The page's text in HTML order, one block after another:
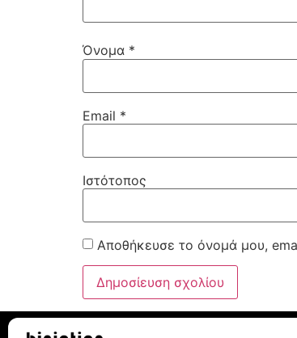
Όνομα *
Email *
Ιστότοπος
Αποθήκευσε το όνομά μου,